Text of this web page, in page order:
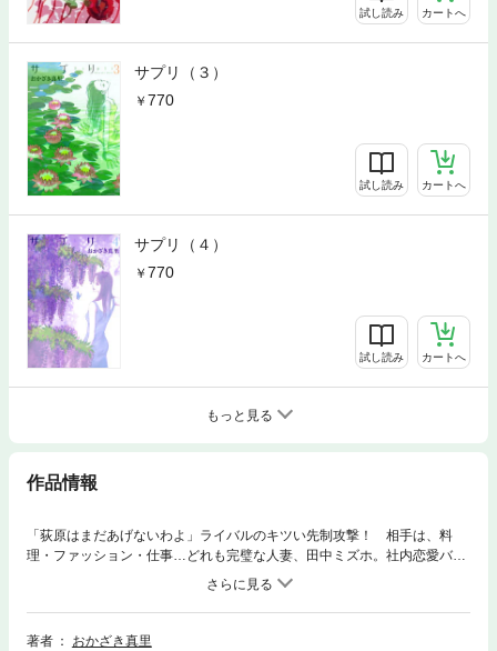
試し読み カートへ
サプリ（３）
770
試し読み カートへ
サプリ（４）
770
試し読み カートへ
もっと見る
作品情報
「荻原はまだあげないわよ」ライバルのキツい先制攻撃！ 相手は、料
理・ファッション・仕事…どれも完璧な人妻、田中ミズホ。社内恋愛バト
ル勃発のさなか、ミナミは田中とチームを組んで仕事をすることになっ
て…！？ 仕事と恋のリアルストーリー、第３巻！！
著者
おかざき真里